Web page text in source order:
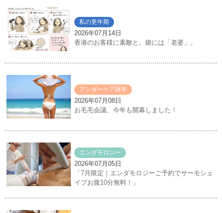
私の更年期
2026年07月14日
香港のお客様に素敵と。娘には「老婆」。
アンダーケア雑学
2026年07月08日
お毛毛会議、今年も開幕しました！
エンダモロジー
2026年07月05日
「7月限定｜エンダモロジーご予約でサーモシェ
イプお腹10分無料！」